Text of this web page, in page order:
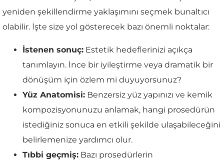
yeniden şekillendirme yaklaşımını seçmek bunaltıcı
olabilir. İşte size yol gösterecek bazı önemli noktalar:
İstenen sonuç: Estetik hedeflerinizi açıkça
tanımlayın. İnce bir iyileştirme veya dramatik bir
dönüşüm için özlem mi duyuyorsunuz?
Yüz Anatomisi: Benzersiz yüz yapınızı ve kemik
kompozisyonunuzu anlamak, hangi prosedürün
istediğiniz sonuca en etkili şekilde ulaşabileceğini
belirlemenize yardımcı olur.
Tıbbi geçmiş: Bazı prosedürlerin